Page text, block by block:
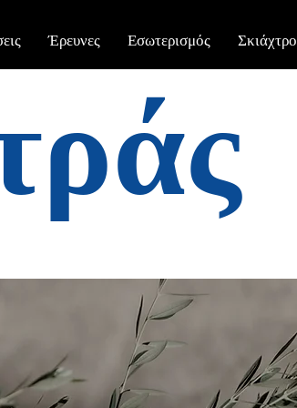
Έρευνες Εσωτερισμός Σκιάχτρο